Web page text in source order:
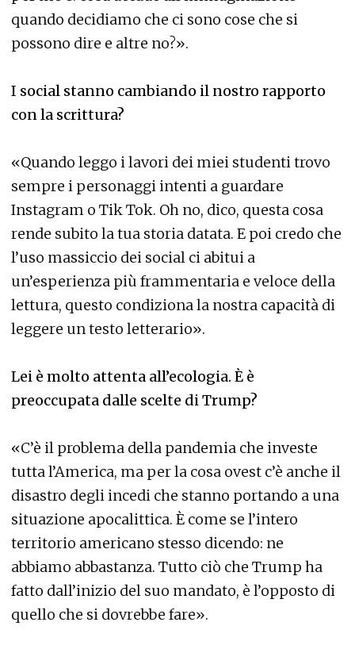
quando decidiamo che ci sono cose che si
possono dire e altre no?».
I social stanno cambiando il nostro rapporto
con la scrittura?
«Quando leggo i lavori dei miei studenti trovo
sempre i personaggi intenti a guardare
Instagram o Tik Tok. Oh no, dico, questa cosa
rende subito la tua storia datata. E poi credo che
l’uso massiccio dei social ci abitui a
un’esperienza più frammentaria e veloce della
lettura, questo condiziona la nostra capacità di
leggere un testo letterario».
Lei è molto attenta all’ecologia. È è
preoccupata dalle scelte di Trump?
«C’è il problema della pandemia che investe
tutta l’America, ma per la cosa ovest c’è anche il
disastro degli incedi che stanno portando a una
situazione apocalittica. È come se l’intero
territorio americano stesso dicendo: ne
abbiamo abbastanza. Tutto ciò che Trump ha
fatto dall’inizio del suo mandato, è l’opposto di
quello che si dovrebbe fare».